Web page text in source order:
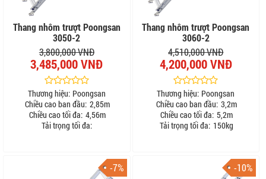
Thang nhôm trượt Poongsan
3050-2
3,800,000 VNĐ
3,485,000 VNĐ
Thương hiệu: Poongsan
Chiều cao ban đầu: 2,85m
Chiều cao tối đa: 4,56m
Tải trọng tối đa:
Thang nhôm trượt Poongsan
3060-2
4,510,000 VNĐ
4,200,000 VNĐ
Thương hiệu: Poongsan
Chiều cao ban đầu: 3,2m
Chiều cao tối đa: 5,2m
Tải trọng tối đa: 150kg
-7% -10%